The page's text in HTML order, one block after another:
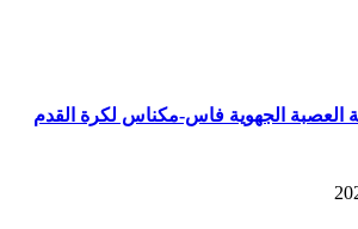
العصبة الجهوية فاس-مكناس لكرة القدم